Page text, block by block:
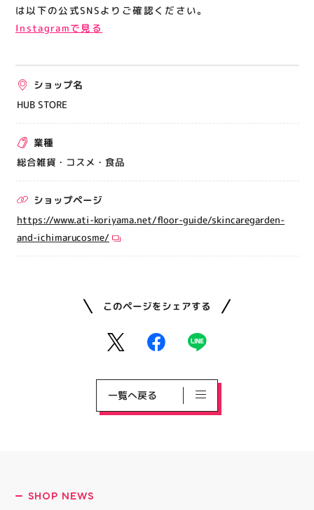
は以下の公式SNSよりご確認ください。
Instagramで見る
ショップ名
HUB STORE
業種
総合雑貨・コスメ・食品
ショップページ
https://www.ati-koriyama.net/floor-guide/skincaregarden-
and-ichimarucosme/
このページをシェアする
一覧へ戻る
SHOP NEWS